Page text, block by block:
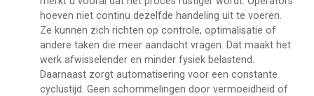
hoeven niet continu dezelfde handeling uit te voeren.
Ze kunnen zich richten op controle, optimalisatie of
andere taken die meer aandacht vragen. Dat maakt het
werk afwisselender en minder fysiek belastend.
Daarnaast zorgt automatisering voor een constante
cyclustijd. Geen schommelingen door vermoeidheid of